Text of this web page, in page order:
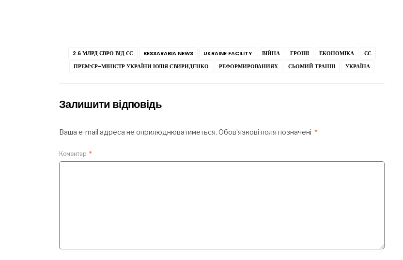
2.6 МЛРД ЄВРО ВІД ЄС BESSARABIA NEWS UKRAINE FACILITY ВІЙНА ГРОШІ ЕКОНОМІКА
ЄС
ПРЕМ’ЄР-МІНІСТР УКРАЇНИ ЮЛІЯ СВИРИДЕНКО
РЕФОРМИРОВАНИЯХ СЬОМИЙ ТРАНШ УКРАЇНА
Залишити відповідь
Ваша e-mail адреса не оприлюднюватиметься. Обов’язкові поля позначені *
Коментар *